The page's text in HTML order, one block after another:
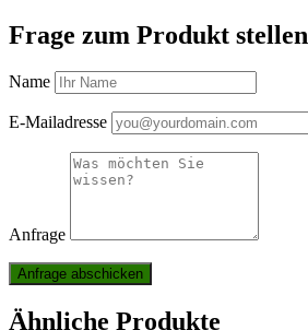
Frage zum Produkt stellen
Name
E-Mailadresse
Anfrage
Ähnliche Produkte